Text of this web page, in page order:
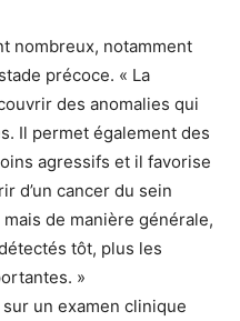
nombreux, notamment
précoce. « La
des anomalies qui
Il permet également des
agressifs et il favorise
d’un cancer du sein
de manière générale,
tôt, plus les
»
un examen clinique